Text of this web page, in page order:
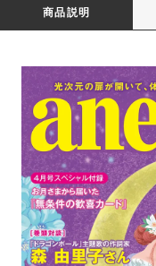
商品説明